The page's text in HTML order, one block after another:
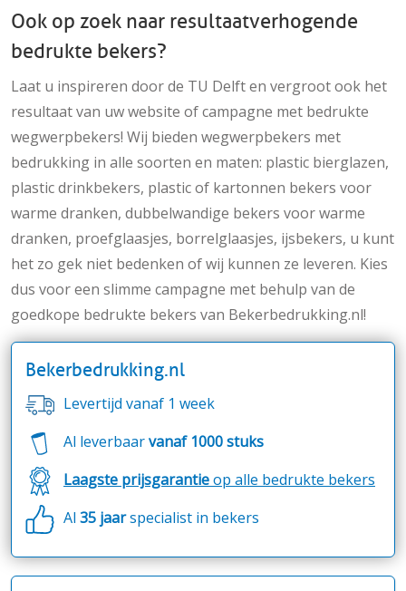
Ook op zoek naar resultaatverhogende
bedrukte bekers?
Laat u inspireren door de TU Delft en vergroot ook het
resultaat van uw website of campagne met bedrukte
wegwerpbekers! Wij bieden wegwerpbekers met
bedrukking in alle soorten en maten: plastic bierglazen,
plastic drinkbekers, plastic of kartonnen bekers voor
warme dranken, dubbelwandige bekers voor warme
dranken, proefglaasjes, borrelglaasjes, ijsbekers, u kunt
het zo gek niet bedenken of wij kunnen ze leveren. Kies
dus voor een slimme campagne met behulp van de
goedkope bedrukte bekers van Bekerbedrukking.nl!
Bekerbedrukking.nl
Levertijd vanaf 1 week
Al leverbaarvanaf 1000 stuks
Laagste prijsgarantieop alle bedrukte bekers
Al 35 jaarspecialist in bekers